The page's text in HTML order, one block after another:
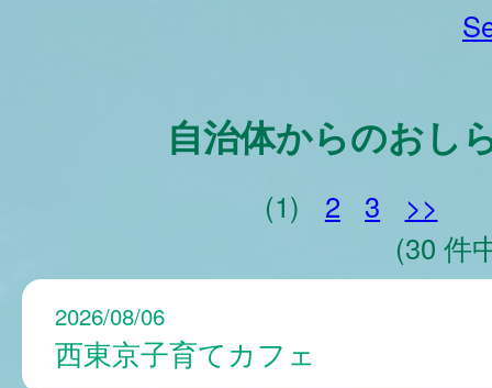
自治体からのおし
(1) 2 3
>>
(30 件
2026/08/06
西東京子育てカフェ